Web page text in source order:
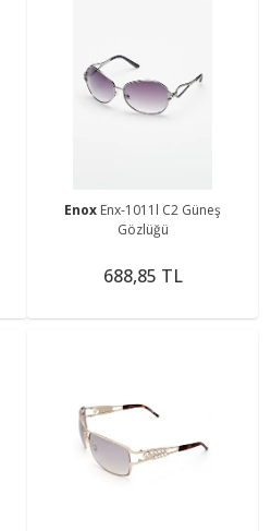
Enox Enx-1011l C2 Güneş
Gözlüğü
688,85 TL